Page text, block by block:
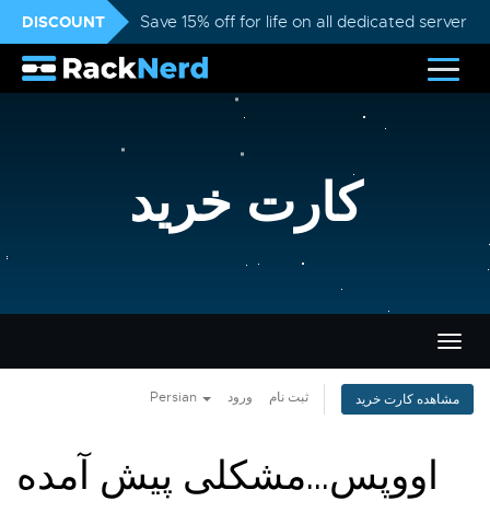
DISCOUNT Save 15% off for life on all dedicated servers
کارت خرید
تغییر
Persian ورود ثبت نام مشاهده کارت خرید
اووپس...مشکلی پیش آمده